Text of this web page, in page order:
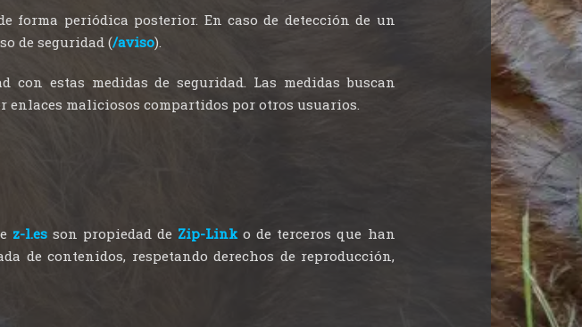
forma periódica posterior. En caso de detección de un
de seguridad (/aviso).
estas medidas de seguridad. Las medidas buscan
enlaces maliciosos compartidos por otros usuarios.
z-l.es son propiedad de Zip-Linko de terceros que han
de contenidos, respetando derechos de reproducción,